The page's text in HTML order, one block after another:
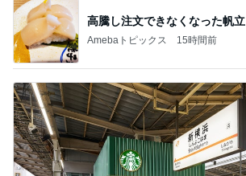
高騰し注文できなくなった帆立
Amebaトピックス 15時間前